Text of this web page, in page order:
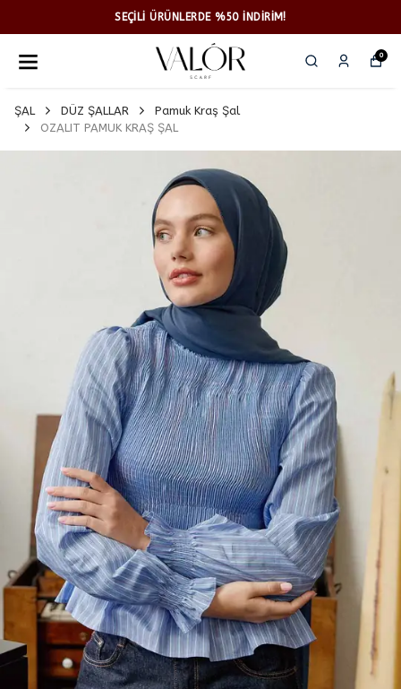
SEÇİLİ ÜRÜNLERDE %50 İNDİRİM!
0
ŞAL DÜZ ŞALLAR
Pamuk Kraş Şal
OZALIT PAMUK KRAŞ ŞAL